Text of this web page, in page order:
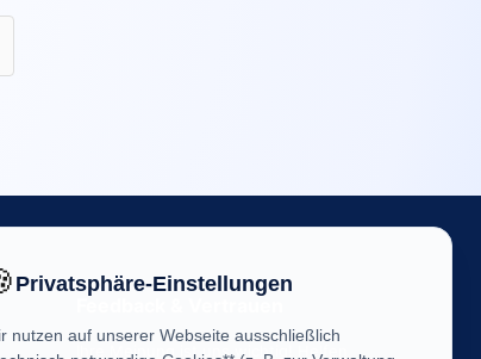
Ihre Meinung ist uns wichtig! Helfen
Privatsphäre-Einstellungen
nutzen auf unserer Webseite ausschließlich